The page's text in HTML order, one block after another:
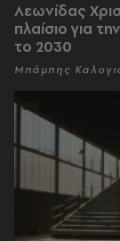
Λεωνίδας
πλαίσιο για
το 2030
Μπάμπης